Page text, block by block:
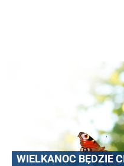
WIELKANOC BĘDZIE